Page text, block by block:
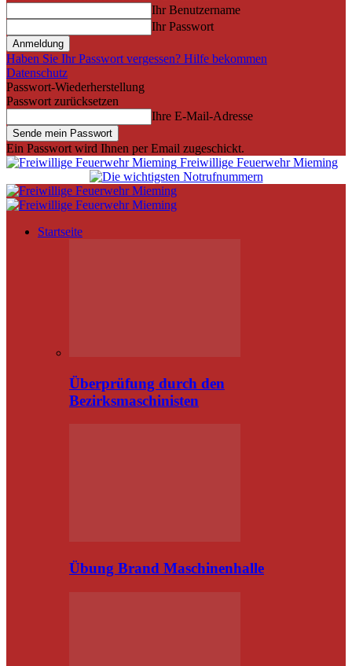
Ihr Benutzername
Ihr Passwort
Haben Sie Ihr Passwort vergessen? Hilfe bekommen
Datenschutz
Passwort-Wiederherstellung
Passwort zurücksetzen
Ihre E-Mail-Adresse
Ein Passwort wird Ihnen per Email zugeschickt.
Freiwillige Feuerwehr Mieming
Startseite
Überprüfung durch den
Bezirksmaschinisten
Übung Brand Maschinenhalle